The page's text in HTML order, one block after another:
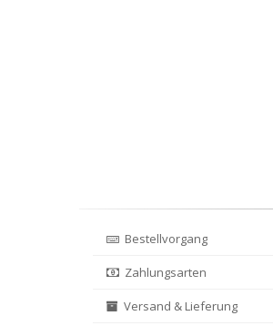
Bestellvorgang
Zahlungsarten
Versand & Lieferung